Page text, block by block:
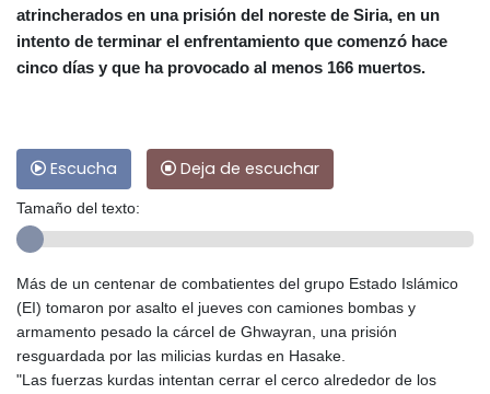
atrincherados en una prisión del noreste de Siria, en un
intento de terminar el enfrentamiento que comenzó hace
cinco días y que ha provocado al menos 166 muertos.
Escucha Deja de escuchar
Tamaño del texto:
Más de un centenar de combatientes del grupo Estado Islámico
(EI) tomaron por asalto el jueves con camiones bombas y
armamento pesado la cárcel de Ghwayran, una prisión
resguardada por las milicias kurdas en Hasake.
"Las fuerzas kurdas intentan cerrar el cerco alrededor de los